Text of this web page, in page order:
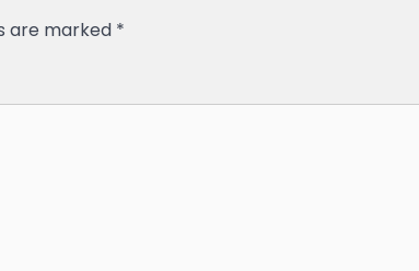
are marked *